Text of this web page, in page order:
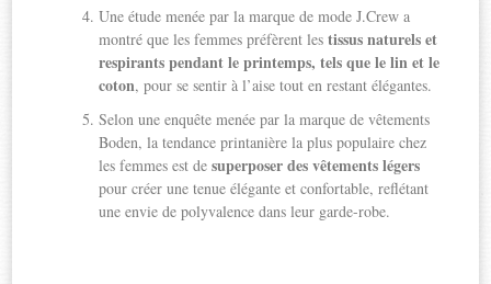
Une étude menée par la marque de mode J.Crew a
montré que les femmes préfèrent lestissus naturels et
respirants pendant le printemps, tels que le lin et le
coton, pour se sentir à l’aise tout en restant élégantes.
Selon une enquête menée par la marque de vêtements
Boden, la tendance printanière la plus populaire chez
les femmes est desuperposer des vêtements légers
pour créer une tenue élégante et confortable, reflétant
une envie de polyvalence dans leur garde-robe.